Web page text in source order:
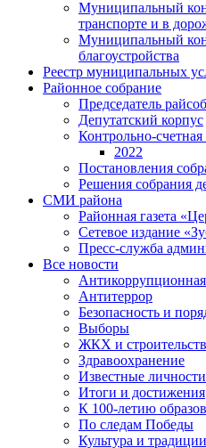
Муниципальный
транспорте и в
Муниципальный
благоустройства
Реестр муниципальных
Районное собрание
Председатель
Депутатский корпус
Контрольно-счетная
2022
Постановления
Решения собрания
СМИ района
Районная газета
Сетевое издание
Пресс-служба
Все новости
Антикоррупционная
Антитеррор
Безопасность и
Выборы
ЖКХ и
Здравоохранение
Известные личности
Итоги и достижения
К 100-летию
По следам Победы
Культура и традиции